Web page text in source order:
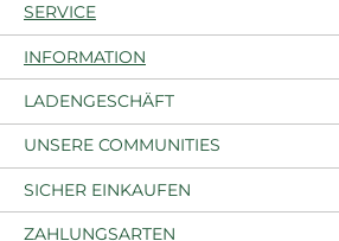
SERVICE
INFORMATION
LADENGESCHÄFT
UNSERE COMMUNITIES
SICHER EINKAUFEN
ZAHLUNGSARTEN